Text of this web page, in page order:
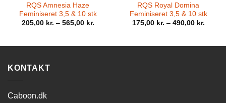
RQS Amnesia Haze
Feminiseret 3,5 & 10 stk
205,00 kr. – 565,00 kr.
RQS Royal Domina
Feminiseret 3,5 & 10 stk
175,00 kr. – 490,00 kr.
KONTAKT
Caboon.dk